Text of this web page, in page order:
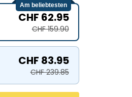
Am beliebtesten
CHF 62.95
CHF 159.90
CHF 83.95
CHF 239.85